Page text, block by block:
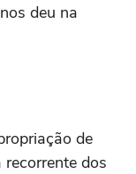
deu na
de
dos